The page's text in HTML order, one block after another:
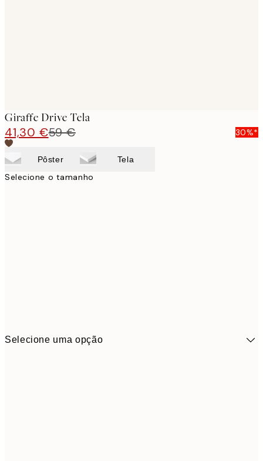
Giraffe Drive Tela
41,30 €59 € 30%*
Pôster Tela
Selecione o tamanho
Selecione uma opção